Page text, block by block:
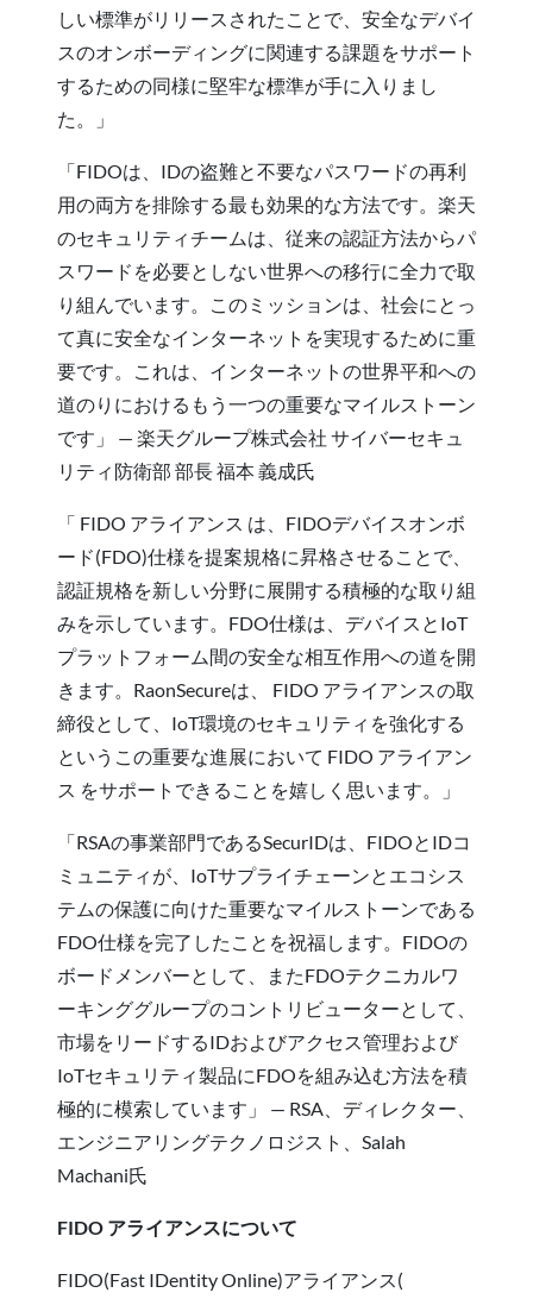
しい標準がリリースされたことで、安全なデバイ
スのオンボーディングに関連する課題をサポート
するための同様に堅牢な標準が手に入りまし
た。」
「FIDOは、IDの盗難と不要なパスワードの再利
用の両方を排除する最も効果的な方法です。楽天
のセキュリティチームは、従来の認証方法からパ
スワードを必要としない世界への移行に全力で取
り組んでいます。このミッションは、社会にとっ
て真に安全なインターネットを実現するために重
要です。これは、インターネットの世界平和への
道のりにおけるもう一つの重要なマイルストーン
です」 — 楽天グループ株式会社 サイバーセキュ
リティ防衛部 部長 福本 義成氏
「 FIDO アライアンス は、FIDOデバイスオンボ
ード(FDO)仕様を提案規格に昇格させることで、
認証規格を新しい分野に展開する積極的な取り組
みを示しています。FDO仕様は、デバイスとIoT
プラットフォーム間の安全な相互作用への道を開
きます。RaonSecureは、 FIDO アライアンスの取
締役として、IoT環境のセキュリティを強化する
というこの重要な進展において FIDO アライアン
ス をサポートできることを嬉しく思います。」
「RSAの事業部門であるSecurIDは、FIDOとIDコ
ミュニティが、IoTサプライチェーンとエコシス
テムの保護に向けた重要なマイルストーンである
FDO仕様を完了したことを祝福します。FIDOの
ボードメンバーとして、またFDOテクニカルワ
ーキンググループのコントリビューターとして、
市場をリードするIDおよびアクセス管理および
IoTセキュリティ製品にFDOを組み込む方法を積
極的に模索しています」 — RSA、ディレクター、
エンジニアリングテクノロジスト、Salah
Machani氏
FIDO アライアンスについて
FIDO(Fast IDentity Online)アライアンス(